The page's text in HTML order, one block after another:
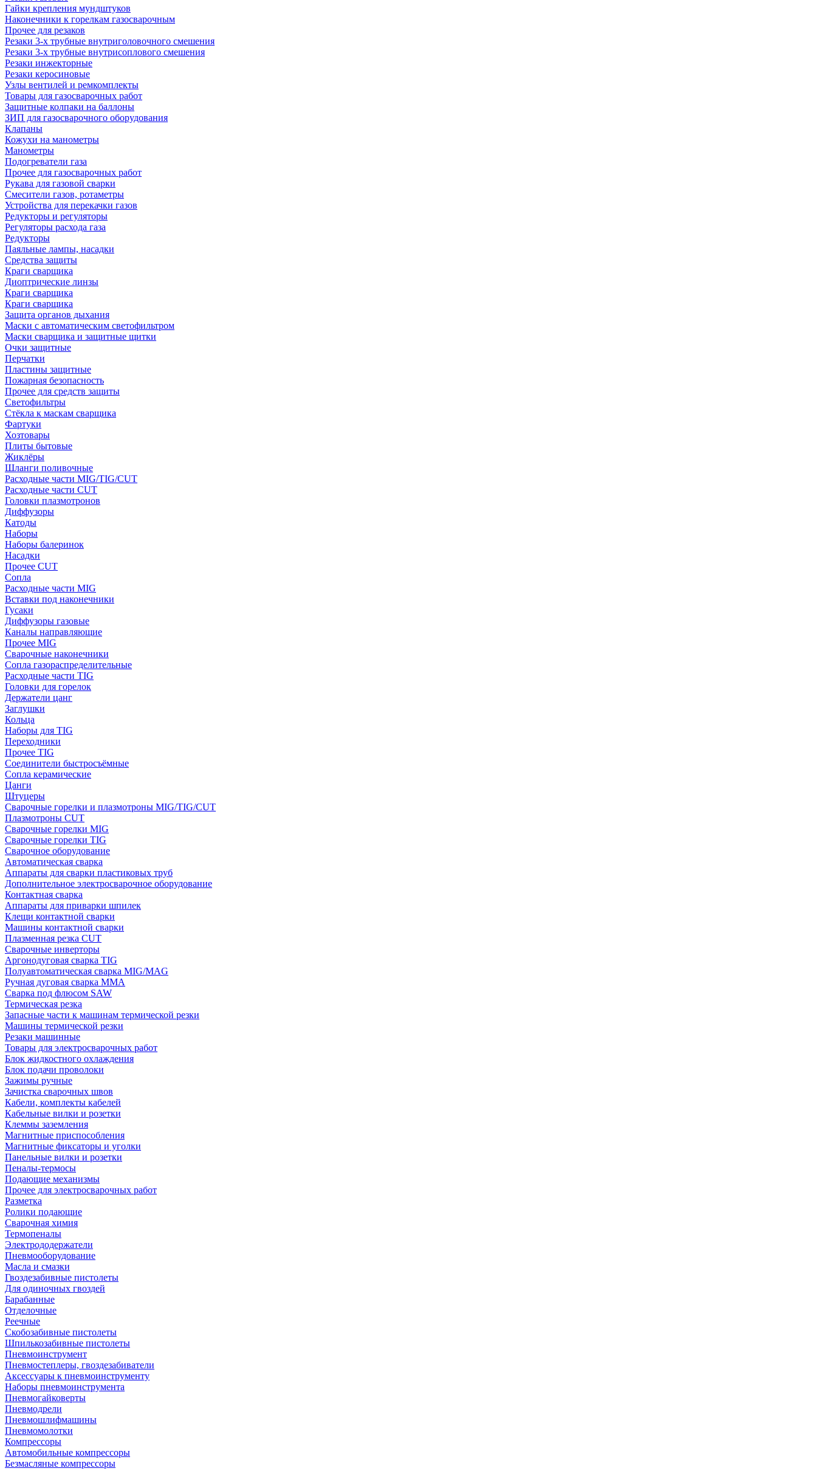
Гайки крепления мундштуков
Наконечники к горелкам газосварочным
Прочее для резаков
Резаки 3-х трубные внутриголовочного смешения
Резаки 3-х трубные внутрисоплового смешения
Резаки инжекторные
Резаки керосиновые
Узлы вентилей и ремкомплекты
Товары для газосварочных работ
Защитные колпаки на баллоны
ЗИП для газосварочного оборудования
Клапаны
Кожухи на манометры
Манометры
Подогреватели газа
Прочее для газосварочных работ
Рукава для газовой сварки
Смесители газов, ротаметры
Устройства для перекачки газов
Редукторы и регуляторы
Регуляторы расхода газа
Редукторы
Паяльные лампы, насадки
Средства защиты
Краги сварщика
Диоптрические линзы
Краги сварщика
Краги сварщика
Защита органов дыхания
Маски с автоматическим светофильтром
Маски сварщика и защитные щитки
Очки защитные
Перчатки
Пластины защитные
Пожарная безопасность
Прочее для средств защиты
Светофильтры
Стёкла к маскам сварщика
Фартуки
Хозтовары
Плиты бытовые
Жиклёры
Шланги поливочные
Расходные части MIG/TIG/CUT
Расходные части CUT
Головки плазмотронов
Диффузоры
Катоды
Наборы
Наборы балеринок
Насадки
Прочее CUT
Сопла
Расходные части MIG
Вставки под наконечники
Гусаки
Диффузоры газовые
Каналы направляющие
Прочее MIG
Сварочные наконечники
Сопла газораспределительные
Расходные части TIG
Головки для горелок
Держатели цанг
Заглушки
Кольца
Наборы для TIG
Переходники
Прочее TIG
Соединители быстросъёмные
Сопла керамические
Цанги
Штуцеры
Сварочные горелки и плазмотроны MIG/TIG/CUT
Плазмотроны CUT
Сварочные горелки MIG
Сварочные горелки TIG
Сварочное оборудование
Автоматическая сварка
Аппараты для сварки пластиковых труб
Дополнительное электросварочное оборудование
Контактная сварка
Аппараты для приварки шпилек
Клещи контактной сварки
Машины контактной сварки
Плазменная резка CUT
Сварочные инверторы
Аргонодуговая сварка TIG
Полуавтоматическая сварка MIG/MAG
Ручная дуговая сварка MMA
Сварка под флюсом SAW
Термическая резка
Запасные части к машинам термической резки
Машины термической резки
Резаки машинные
Товары для электросварочных работ
Блок жидкостного охлаждения
Блок подачи проволоки
Зажимы ручные
Зачистка сварочных швов
Кабели, комплекты кабелей
Кабельные вилки и розетки
Клеммы заземления
Магнитные приспособления
Магнитные фиксаторы и уголки
Панельные вилки и розетки
Пеналы-термосы
Подающие механизмы
Прочее для электросварочных работ
Разметка
Ролики подающие
Сварочная химия
Термопеналы
Электрододержатели
Пневмооборудование
Масла и смазки
Гвоздезабивные пистолеты
Для одиночных гвоздей
Барабанные
Отделочные
Реечные
Скобозабивные пистолеты
Шпилькозабивные пистолеты
Пневмоинструмент
Пневмостеплеры, гвоздезабиватели
Аксессуары к пневмоинструменту
Наборы пневмоинструмента
Пневмогайковерты
Пневмодрели
Пневмошлифмашины
Пневмомолотки
Компрессоры
Автомобильные компрессоры
Безмасляные компрессоры